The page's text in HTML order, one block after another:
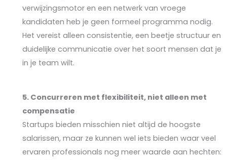
verwijzingsmotor en een netwerk van vroege
kandidaten heb je geen formeel programma nodig.
Het vereist alleen consistentie, een beetje structuur en
duidelijke communicatie over het soort mensen dat je
in je team wilt.
5. Concurreren met flexibiliteit, niet alleen met
compensatie
Startups bieden misschien niet altijd de hoogste
salarissen, maar ze kunnen wel iets bieden waar veel
ervaren professionals nog meer waarde aan hechten: